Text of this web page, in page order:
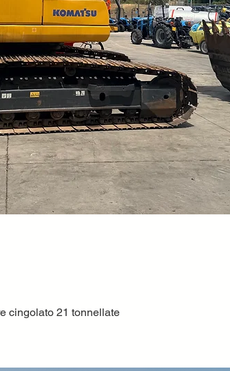
Vista rapida
cingolato 21 tonnellate